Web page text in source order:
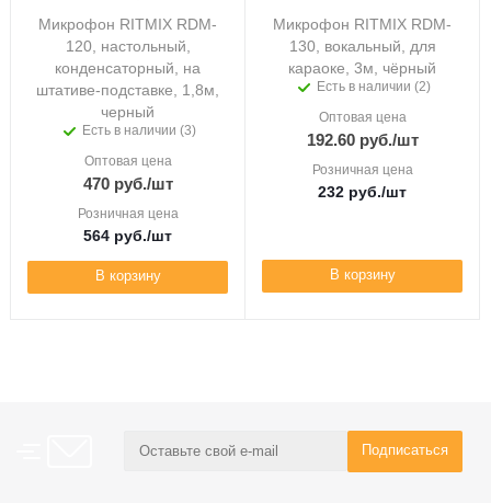
Микрофон RITMIX RDM-
120, настольный,
конденсаторный, на
штативе-подставке, 1,8м,
черный
Есть в наличии (3)
Оптовая цена
470руб./шт
Розничная цена
564 руб./шт
В корзину
Микрофон RITMIX RDM-
130, вокальный, для
караоке, 3м, чёрный
Есть в наличии (2)
Оптовая цена
192.60руб./шт
Розничная цена
232 руб./шт
В корзину